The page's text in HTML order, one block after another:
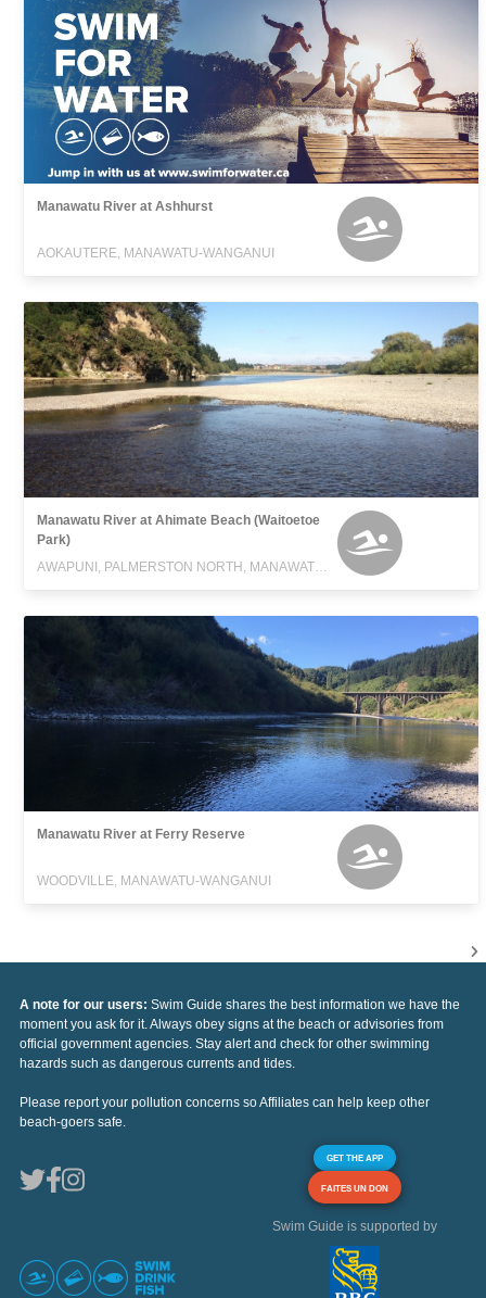
Manawatu River at Ashhurst
AOKAUTERE, MANAWATU-WANGANUI
Manawatu River at Ahimate Beach (Waitoetoe
Park)
Manawatu River at Ferry Reserve
WOODVILLE, MANAWATU-WANGANUI
A note for our users: Swim Guide shares the best information we have the
moment you ask for it. Always obey signs at the beach or advisories from
official government agencies. Stay alert and check for other swimming
hazards such as dangerous currents and tides.
Please report your pollution concerns so Affiliates can help keep other
beach-goers safe.
GET THE APP
FAITES UN DON
Swim Guide is supported by